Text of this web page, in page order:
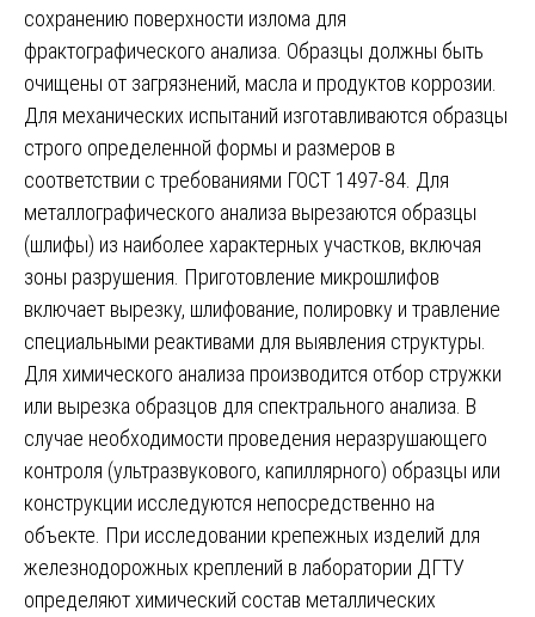
сохранению поверхности излома для
фрактографического анализа. Образцы должны быть
очищены от загрязнений, масла и продуктов коррозии.
Для механических испытаний изготавливаются образцы
строго определенной формы и размеров в
соответствии с требованиями ГОСТ 1497-84. Для
металлографического анализа вырезаются образцы
(шлифы) из наиболее характерных участков, включая
зоны разрушения. Приготовление микрошлифов
включает вырезку, шлифование, полировку и травление
специальными реактивами для выявления структуры.
Для химического анализа производится отбор стружки
или вырезка образцов для спектрального анализа. В
случае необходимости проведения неразрушающего
контроля (ультразвукового, капиллярного) образцы или
конструкции исследуются непосредственно на
объекте. При исследовании крепежных изделий для
железнодорожных креплений в лаборатории ДГТУ
определяют химический состав металлических